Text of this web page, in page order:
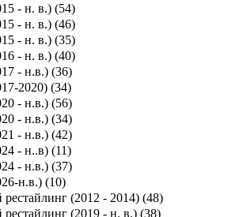
- н. в.) (54)
- н. в.) (46)
- н. в.) (35)
- н. в.) (40)
- н.в.) (36)
2020) (34)
- н.в.) (56)
- н.в.) (34)
- н.в.) (42)
- н..в) (11)
- н.в.) (37)
н.в.) (10)
(2012 - 2014) (48)
(2019 - н. в.) (38)